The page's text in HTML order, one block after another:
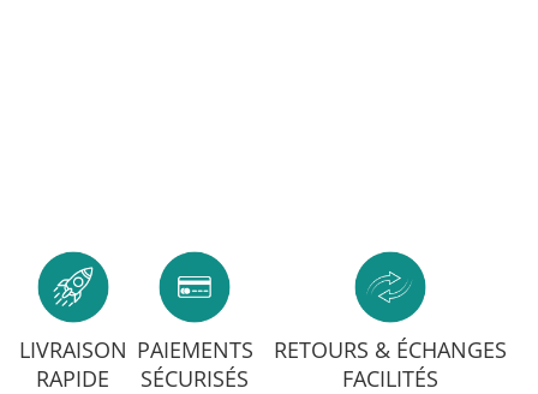
LIVRAISON
RAPIDE
PAIEMENTS
SÉCURISÉS
RETOURS & ÉCHANGES
FACILITÉS